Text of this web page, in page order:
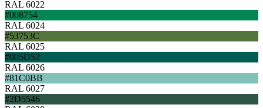
RAL 6022
#008754
RAL 6024
#53753C
RAL 6025
#005D52
RAL 6026
#81C0BB
RAL 6027
#2D5546